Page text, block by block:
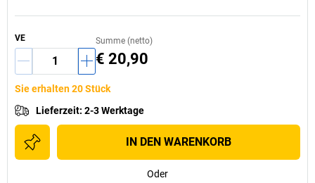
VE Summe (netto)
€ 20,90
Sie erhalten 20 Stück
Lieferzeit: 2-3 Werktage
IN DEN WARENKORB
Oder